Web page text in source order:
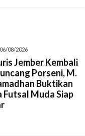
06/08/2026
Jember Kembali
Porseni, M.
Buktikan
Futsal Muda Siap